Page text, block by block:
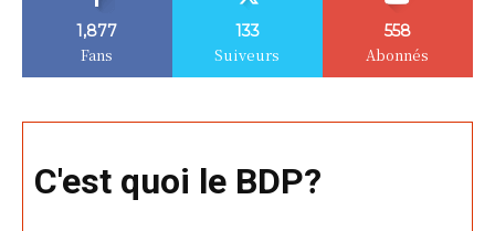
1,877
Fans
133
Suiveurs
558
Abonnés
C'est quoi le BDP?